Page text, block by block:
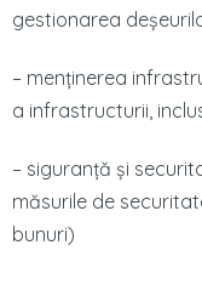
gestionarea
– menținerea
a infrastructurii,
– siguranță și
măsurile de
bunuri)